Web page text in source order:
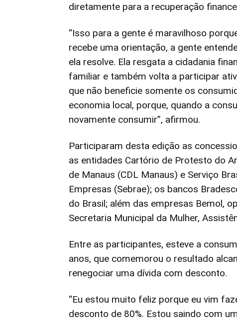
diretamente para a recuperação
“Isso para a gente é maravilhoso
recebe uma orientação, a gente
ela resolve. Ela resgata a cidadania
familiar e também volta a participar
que não beneficie somente os
economia local, porque, quando a
novamente consumir”, afirmou.
Participaram desta edição as
as entidades Cartório de Protesto do
de Manaus (CDL Manaus) e Serviço
Empresas (Sebrae); os bancos
do Brasil; além das empresas Bemol,
Secretaria Municipal da Mulher,
Entre as participantes, esteve a
anos, que comemorou o resultado
renegociar uma dívida com desconto.
“Eu estou muito feliz porque eu vim
desconto de 80%. Estou saindo com